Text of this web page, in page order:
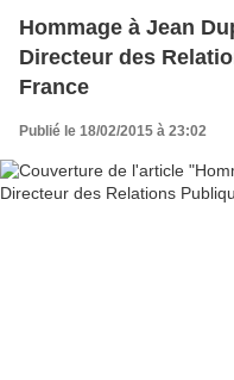
Hommage à Jean
Directeur des
France
Publié le 18/02/2015 à 23:02